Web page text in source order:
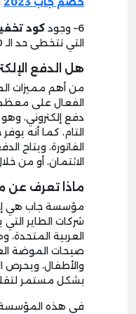
6– وجود كود
التي تتخطى حد الـ
هل الدفع
من أهم مميزات
الفعال على
دفع إلكتروني، وهو
التام، كما أنه
الفاتورة، ويتاح
الائتمان، أو من
ماذا تعرف
مؤسسة جاب هي
شركات الطاير
العربية
صيحات الموضة
والأطفال، ويحرص
بشكل مستمر
في هذه